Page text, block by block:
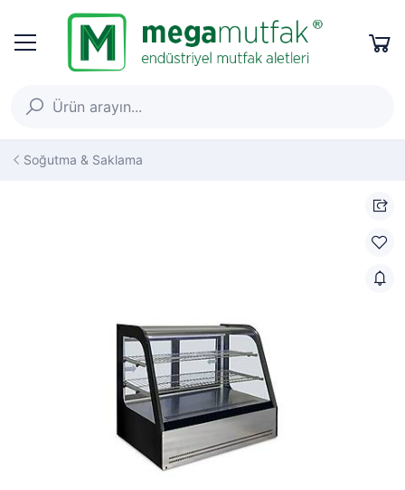
Soğutma & Saklama